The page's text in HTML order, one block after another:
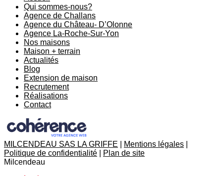
Qui sommes-nous?
Agence de Challans
Agence du Château- D’Olonne
Agence La-Roche-Sur-Yon
Nos maisons
Maison + terrain
Actualités
Blog
Extension de maison
Recrutement
Réalisations
Contact
MILCENDEAU SAS LA GRIFFE Mentions légales
Politique de confidentialité
Plan de site
Milcendeau